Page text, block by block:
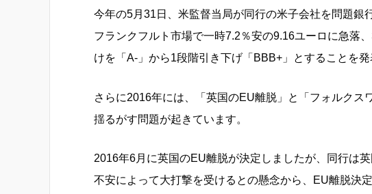
今年の5月31日、米監督当局が同行の米子会社を問題銀
フランクフルト市場で一時7.2％安の9.16ユーロに急落
けを「A-」から1段階引き下げ「BBB+」とすることを発
さらに2016年には、「英国のEU離脱」と「フォルクス
揺るがす問題が起きています。
2016年6月に英国のEU離脱が決定しましたが、同行は
不安によって大打撃を受けるとの懸念から、EU離脱決